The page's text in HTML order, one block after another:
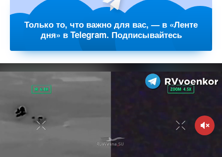
Только то, что важно для вас, — в «Ленте
дня» в Telegram. Подписывайтесь